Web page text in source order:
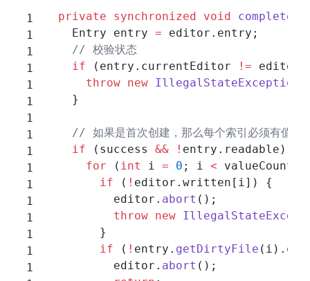
  private
synchronized void
    Entry entry
= editor.entry;
    // 校验状态
    if
(entry.currentEditor !=
      throw
new IllegalStateException
    }
    // 如果是首次创建，那么每个索引必须有值
    if
(success && ! entry.readable) {
      for
( int i = 0 ; i < valueCount;
        if
( ! editor.written[i]) {
          editor.
abort ();
          throw
new
        }
        if
( ! entry. getDirtyFile (i).
          editor.
abort ();